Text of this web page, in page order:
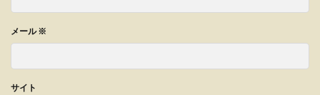
メール※
サイト